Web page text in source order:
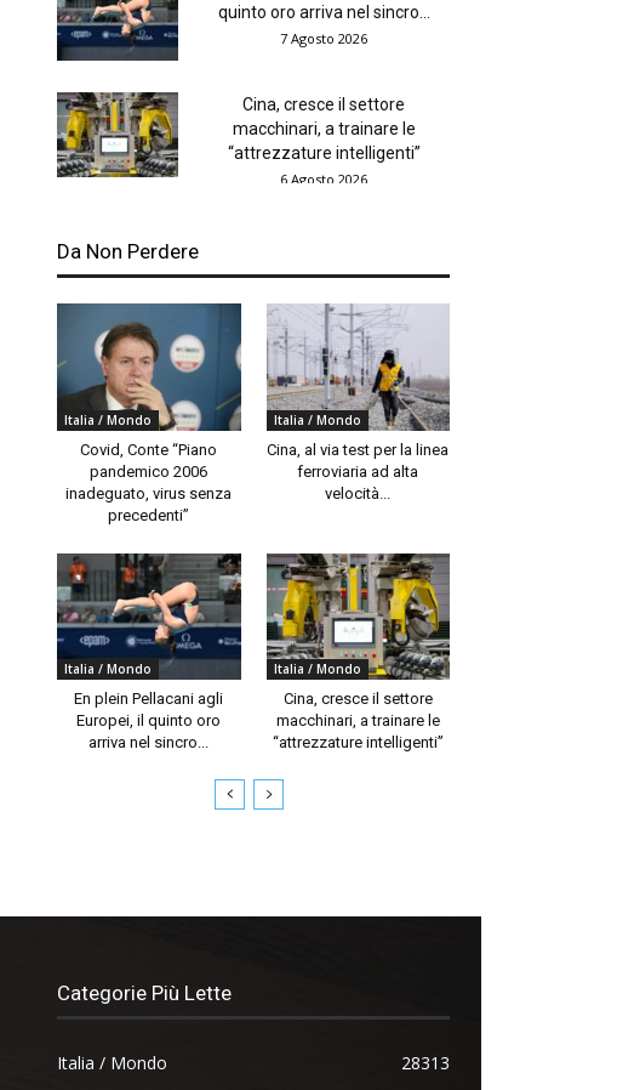
quinto oro arriva nel sincro...
7 Agosto 2026
Cina, cresce il settore
macchinari, a trainare le
“attrezzature intelligenti”
6 Agosto 2026
Da Non Perdere
Italia / Mondo
Covid, Conte “Piano
pandemico 2006
inadeguato, virus senza
precedenti”
Italia / Mondo
Cina, al via test per la linea
ferroviaria ad alta
velocità...
Italia / Mondo
En plein Pellacani agli
Europei, il quinto oro
arriva nel sincro...
Italia / Mondo
Cina, cresce il settore
macchinari, a trainare le
“attrezzature intelligenti”
Categorie Più Lette
Italia / Mondo
28313